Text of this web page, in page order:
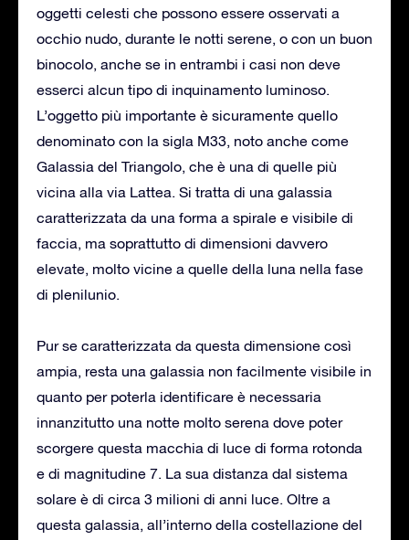
oggetti celesti che possono essere osservati a
occhio nudo, durante le notti serene, o con un buon
binocolo, anche se in entrambi i casi non deve
esserci alcun tipo di inquinamento luminoso.
L’oggetto più importante è sicuramente quello
denominato con la sigla M33, noto anche come
Galassia del Triangolo, che è una di quelle più
vicina alla via Lattea. Si tratta di una galassia
caratterizzata da una forma a spirale e visibile di
faccia, ma soprattutto di dimensioni davvero
elevate, molto vicine a quelle della luna nella fase
di plenilunio.
Pur se caratterizzata da questa dimensione così
ampia, resta una galassia non facilmente visibile in
quanto per poterla identificare è necessaria
innanzitutto una notte molto serena dove poter
scorgere questa macchia di luce di forma rotonda
e di magnitudine 7. La sua distanza dal sistema
solare è di circa 3 milioni di anni luce. Oltre a
questa galassia, all’interno della costellazione del